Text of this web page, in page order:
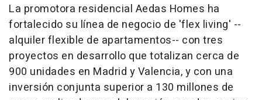
La promotora residencial Aedas Homes ha
fortalecido su línea de negocio de 'flex living' --
alquiler flexible de apartamentos-- con tres
proyectos en desarrollo que totalizan cerca de
900 unidades en Madrid y Valencia, y con una
inversión conjunta superior a 130 millones de